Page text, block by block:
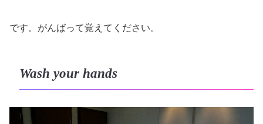
です。がんばって覚えてください。
Wash your hands